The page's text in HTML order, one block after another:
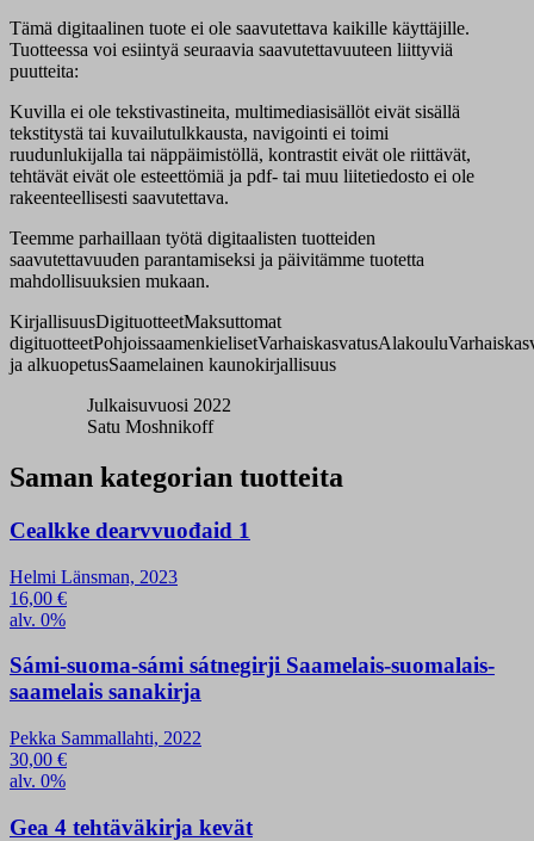
Tämä digitaalinen tuote ei ole saavutettava kaikille käyttäjille.
Tuotteessa voi esiintyä seuraavia saavutettavuuteen liittyviä
puutteita:
Kuvilla ei ole tekstivastineita, multimediasisällöt eivät sisällä
tekstitystä tai kuvailutulkkausta, navigointi ei toimi
ruudunlukijalla tai näppäimistöllä, kontrastit eivät ole riittävät,
tehtävät eivät ole esteettömiä ja pdf- tai muu liitetiedosto ei ole
rakeenteellisesti saavutettava.
Teemme parhaillaan työtä digitaalisten tuotteiden
saavutettavuuden parantamiseksi ja päivitämme tuotetta
mahdollisuuksien mukaan.
KirjallisuusDigituotteetMaksuttomat
digituotteetPohjoissaamenkielisetVarhaiskasvatusAlakoulu
ja alkuopetusSaamelainen kaunokirjallisuus
Julkaisuvuosi 2022
Satu Moshnikoff
Saman kategorian tuotteita
Cealkke dearvvuođaid 1
Helmi Länsman, 2023
16,00 €
alv. 0%
Sámi-suoma-sámi sátnegirji Saamelais-suomalais-
saamelais sanakirja
Pekka Sammallahti, 2022
30,00 €
alv. 0%
Gea 4 tehtäväkirja kevät